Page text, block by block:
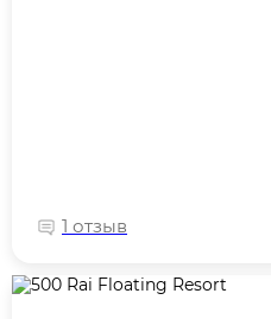
1 отзыв